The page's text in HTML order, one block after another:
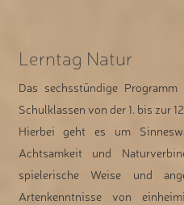
Lerntag Natur
Das sechsstündige Programm
Schulklassen von der 1. bis zur
Hierbei geht es um
Achtsamkeit und
spielerische Weise und
Artenkenntnisse von